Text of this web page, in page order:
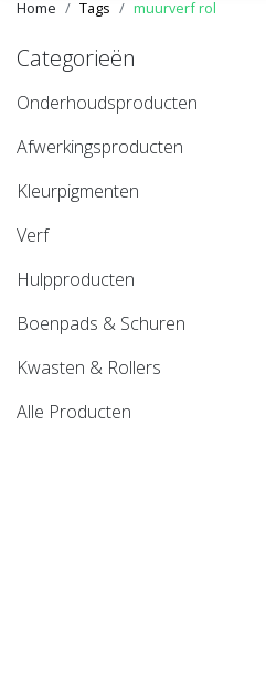
Home Tags muurverf rol
Categorieën
Onderhoudsproducten
Afwerkingsproducten
Kleurpigmenten
Verf
Hulpproducten
Boenpads & Schuren
Kwasten & Rollers
Alle Producten